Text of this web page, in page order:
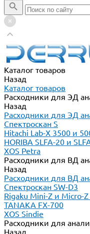
Каталог товаров
Назад
Каталог товаров
Расходники для ЭД
Назад
Расходники для ЭД
Спектроскан S
Hitachi Lab-X 3500 и
HORIBA SLFA-20 и
XOS Petra
Расходники для ВД
Назад
Расходники для ВД
Спектроскан SW-D3
Rigaku Mini-Z и Micro-Z
TANAKA FX-700
XOS Sindie
Расходники для
Назад